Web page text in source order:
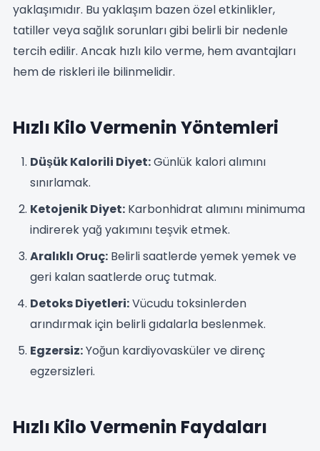
yaklaşımıdır. Bu yaklaşım bazen özel etkinlikler,
tatiller veya sağlık sorunları gibi belirli bir nedenle
tercih edilir. Ancak hızlı kilo verme, hem avantajları
hem de riskleri ile bilinmelidir.
Hızlı Kilo Vermenin Yöntemleri
Düşük Kalorili Diyet:Günlük kalori alımını
sınırlamak.
Ketojenik Diyet:Karbonhidrat alımını minimuma
indirerek yağ yakımını teşvik etmek.
Aralıklı Oruç:Belirli saatlerde yemek yemek ve
geri kalan saatlerde oruç tutmak.
Detoks Diyetleri:Vücudu toksinlerden
arındırmak için belirli gıdalarla beslenmek.
Egzersiz:Yoğun kardiyovasküler ve direnç
egzersizleri.
Hızlı Kilo Vermenin Faydaları